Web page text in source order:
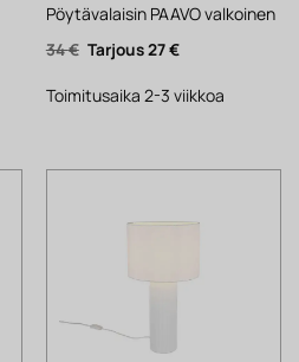
Pöytävalaisin PAAVO valkoinen
34€ Alkuperäinen
hinta
34 €.
27€Nykyinen
27 €.
Toimitusaika 2-3 viikkoa